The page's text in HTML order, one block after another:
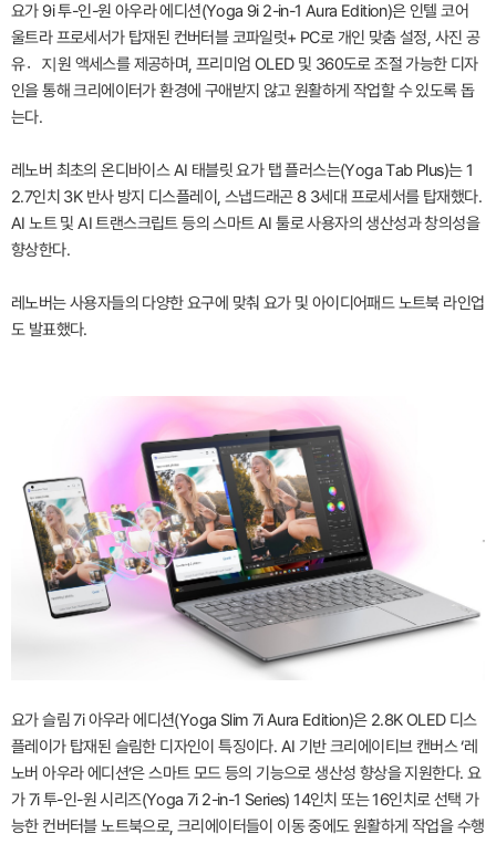
요가 9i 투-인-원 아우라 에디션(Yoga 9i 2-in-1 Aura Edition)은 인텔 코어
울트라 프로세서가 탑재된 컨버터블 코파일럿+ PC로 개인 맞춤 설정, 사진 공
유지〮원 액세스를 제공하며, 프리미엄 OLED 및 360도로 조절 가능한 디자
인을 통해 크리에이터가 환경에 구애받지 않고 원활하게 작업할 수 있도록 돕
는다.
레노버 최초의 온디바이스 AI 태블릿 요가 탭 플러스는(Yoga Tab Plus)는 1
2.7인치 3K 반사 방지 디스플레이, 스냅드래곤 8 3세대 프로세서를 탑재했다.
AI 노트 및 AI 트랜스크립트 등의 스마트 AI 툴로 사용자의 생산성과 창의성을
향상한다.
레노버는 사용자들의 다양한 요구에 맞춰 요가 및 아이디어패드 노트북 라인업
도 발표했다.
요가 슬림 7i 아우라 에디션(Yoga Slim 7i Aura Edition)은 2.8K OLED 디스
플레이가 탑재된 슬림한 디자인이 특징이다. AI 기반 크리에이티브 캔버스 ‘레
노버 아우라 에디션’은 스마트 모드 등의 기능으로 생산성 향상을 지원한다. 요
가 7i 투-인-원 시리즈(Yoga 7i 2-in-1 Series) 14인치 또는 16인치로 선택 가
능한 컨버터블 노트북으로, 크리에이터들이 이동 중에도 원활하게 작업을 수행